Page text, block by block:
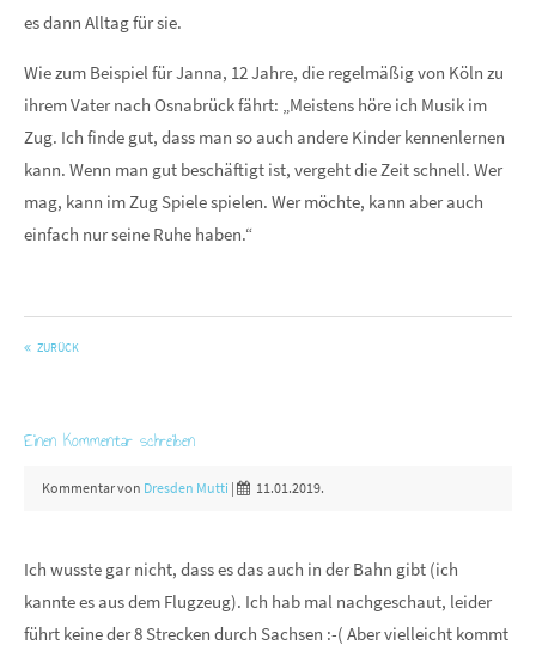
es dann Alltag für sie.
Wie zum Beispiel für Janna, 12 Jahre, die regelmäßig von Köln zu
ihrem Vater nach Osnabrück fährt: „Meistens höre ich Musik im
Zug. Ich finde gut, dass man so auch andere Kinder kennenlernen
kann. Wenn man gut beschäftigt ist, vergeht die Zeit schnell. Wer
mag, kann im Zug Spiele spielen. Wer möchte, kann aber auch
einfach nur seine Ruhe haben.“
ZURÜCK
Einen Kommentar schreiben
Kommentar von Dresden Mutti | 11.01.2019.
Ich wusste gar nicht, dass es das auch in der Bahn gibt (ich
kannte es aus dem Flugzeug). Ich hab mal nachgeschaut, leider
führt keine der 8 Strecken durch Sachsen :-( Aber vielleicht kommt